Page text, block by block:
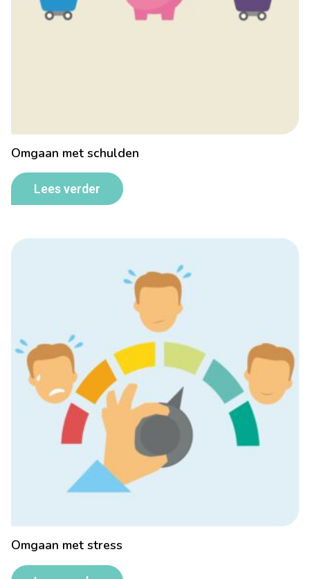
Omgaan met schulden
Lees verder
Omgaan met stress